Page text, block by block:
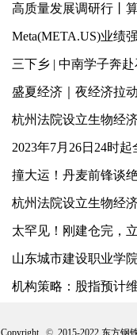
高质量发展调研行丨
Meta(META.US)业绩
三下乡 | 中南学子奔
盛夏经济｜夜经济拉
杭州法院设立生物经
2023年7月26日24时
杭州法院设立生物经
太罕见！刚建仓完，
机构策略：股指预计
Copyright ©2015-2022 东方钢